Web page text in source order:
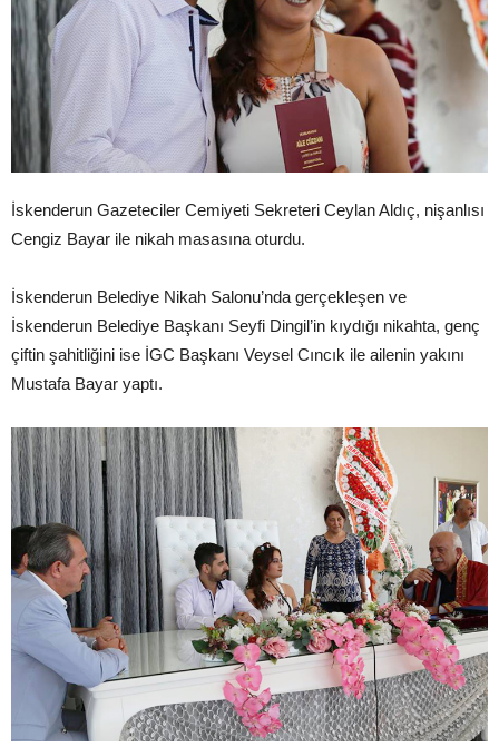
İskenderun Gazeteciler Cemiyeti Sekreteri Ceylan Aldıç, nişanlısı
Cengiz Bayar ile nikah masasına oturdu.
İskenderun Belediye Nikah Salonu’nda gerçekleşen ve
İskenderun Belediye Başkanı Seyfi Dingil’in kıydığı nikahta, genç
çiftin şahitliğini ise İGC Başkanı Veysel Cıncık ile ailenin yakını
Mustafa Bayar yaptı.